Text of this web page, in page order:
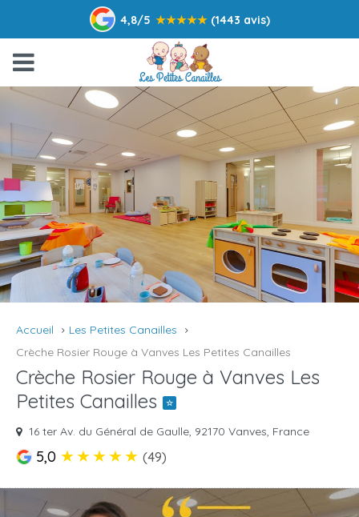
4,8/5 ★★★★★ (1443 avis)
Accueil
Les Petites Canailles
Crèche Rosier Rouge à Vanves Les Petites Canailles
Crèche Rosier Rouge à Vanves Les
Petites Canailles
☆
16 ter Av. du Général de Gaulle, 92170 Vanves, France
5,0 ★★★★★ (49)